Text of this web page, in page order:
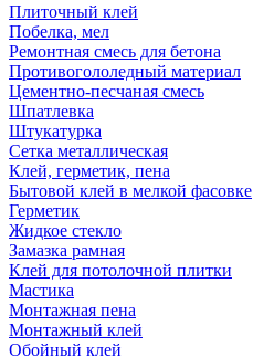
Плиточный клей
Побелка, мел
Ремонтная смесь для бетона
Противогололедный материал
Цементно-песчаная смесь
Шпатлевка
Штукатурка
Сетка металлическая
Клей, герметик, пена
Бытовой клей в мелкой фасовке
Герметик
Жидкое стекло
Замазка рамная
Клей для потолочной плитки
Мастика
Монтажная пена
Монтажный клей
Обойный клей